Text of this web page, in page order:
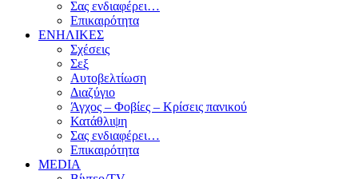
Σας ενδιαφέρει…
Επικαιρότητα
ΕΝΗΛΙΚΕΣ
Σχέσεις
Σεξ
Αυτοβελτίωση
Διαζύγιο
Άγχος – Φοβίες – Κρίσεις πανικού
Κατάθλιψη
Σας ενδιαφέρει…
Επικαιρότητα
MEDIA